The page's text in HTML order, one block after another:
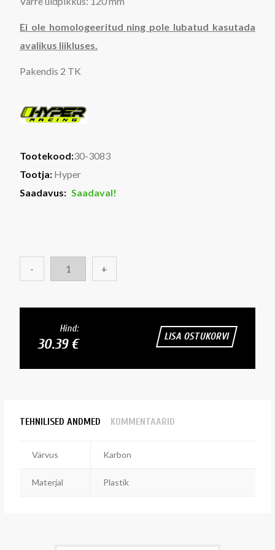
Ei ole homologeeritud ning pole lubatud kasutada
avalikus liikluses.
Pakendis 2 TK
Tootekood:30-3083
Tootja: Hyper
Saadavus: Saadaval!
- +
Hind:
30.39 € LISA OSTUKORVI
TEHNILISED ANDMED KOMMENTAARID
Värvus Karbon
Materjal Plastik